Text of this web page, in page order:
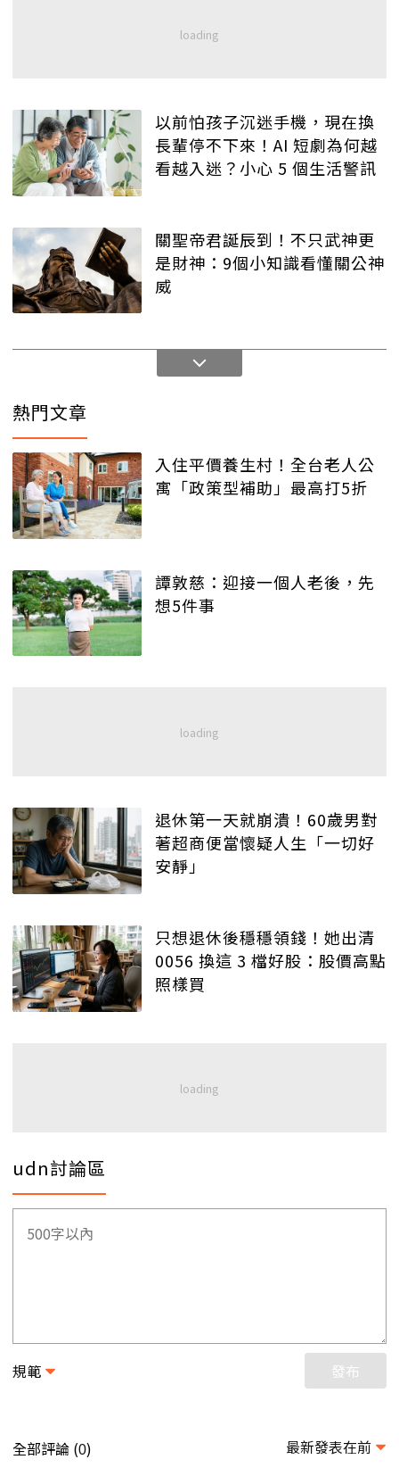
以前怕孩子沉迷手機，現在換
長輩停不下來！AI 短劇為何越
看越入迷？小心 5 個生活警訊
關聖帝君誕辰到！不只武神更
是財神：9個小知識看懂關公神
威
熱門文章
入住平價養生村！全台老人公
寓「政策型補助」最高打5折
譚敦慈：迎接一個人老後，先
想5件事
退休第一天就崩潰！60歲男對
著超商便當懷疑人生「一切好
安靜」
只想退休後穩穩領錢！她出清
0056 換這 3 檔好股：股價高點
照樣買
udn討論區
規範 發布
全部評論 (0) 最新發表在前